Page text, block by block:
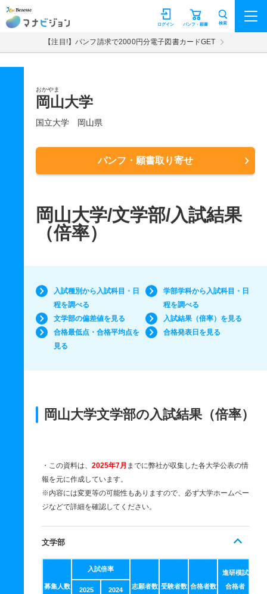
マナビジョン パンフ・願書
ログイン 検索
【注目!】パンフ請求で2000円分電子図書カードGET
おかやま
岡山大学
国立大学 岡山県
パンフ・願書取り寄せ
岡山大学/文学部/入試結果
（倍率）
入試種別から入試科目・日
程を調べる
学部学科から入試科目・日
程を調べる
文学部の偏差値を見る
入試結果（倍率）を見る
合格最低点・合格平均点を
見る
合格発表日を見る
岡山大学文学部の入試結果（倍率）
・この資料は、 2025年7月 までに弊社が収集した各大学公表の情
報を元に作成しています。
※内容には変更等の可能性もありますので、必ず大学ホームペー
ジなどで詳細を確認してください。
文学部
募集人数
入試倍率
志願者数 受験者数 合格者数
進研模試
合格者
2025
2024